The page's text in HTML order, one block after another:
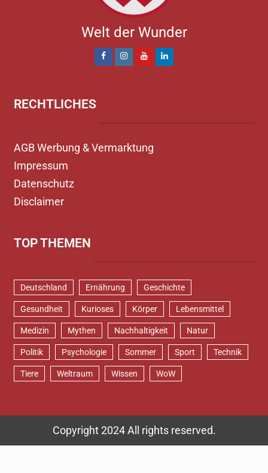
Welt der Wunder
RECHTLICHES
AGB Werbung & Vermarktung
Impressum
Datenschutz
Disclaimer
TOP THEMEN
Deutschland Ernährung Geschichte
Gesundheit Kurioses Körper Lebensmittel
Medizin Mythen Nachhaltigkeit Natur
Politik Psychologie Sommer Sport Technik
Tiere Weltraum Wissen WoW
Copyright 2024 All rights reserved.